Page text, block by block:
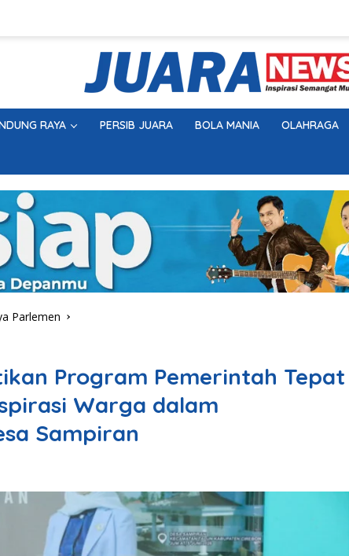
RAYA PERSIB JUARA BOLA MANIA OLAHRAGA
Parlemen
Program Pemerintah Tepat
Warga dalam
Sampiran